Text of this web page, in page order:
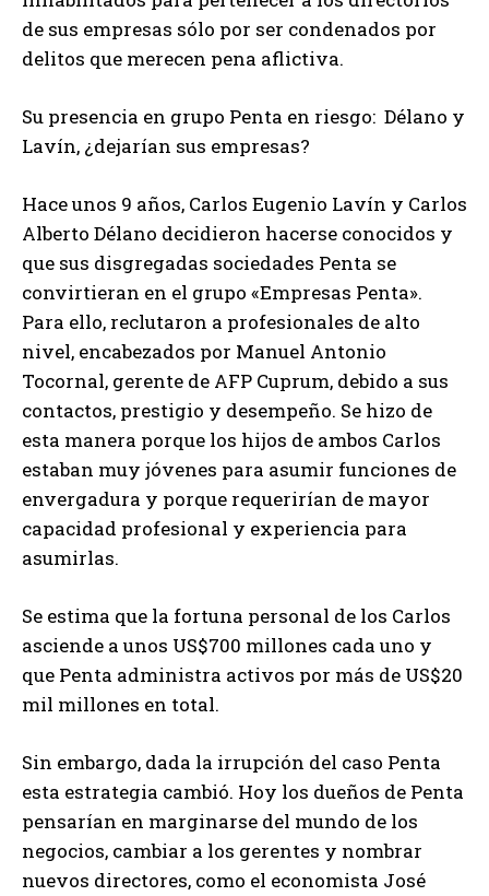
de sus empresas sólo por ser condenados por
delitos que merecen pena aflictiva.
Su presencia en grupo Penta en riesgo: Délano y
Lavín, ¿dejarían sus empresas?
Hace unos 9 años, Carlos Eugenio Lavín y Carlos
Alberto Délano decidieron hacerse conocidos y
que sus disgregadas sociedades Penta se
convirtieran en el grupo «Empresas Penta».
Para ello, reclutaron a profesionales de alto
nivel, encabezados por Manuel Antonio
Tocornal, gerente de AFP Cuprum, debido a sus
contactos, prestigio y desempeño. Se hizo de
esta manera porque los hijos de ambos Carlos
estaban muy jóvenes para asumir funciones de
envergadura y porque requerirían de mayor
capacidad profesional y experiencia para
asumirlas.
Se estima que la fortuna personal de los Carlos
asciende a unos US$700 millones cada uno y
que Penta administra activos por más de US$20
mil millones en total.
Sin embargo, dada la irrupción del caso Penta
esta estrategia cambió. Hoy los dueños de Penta
pensarían en marginarse del mundo de los
negocios, cambiar a los gerentes y nombrar
nuevos directores, como el economista José